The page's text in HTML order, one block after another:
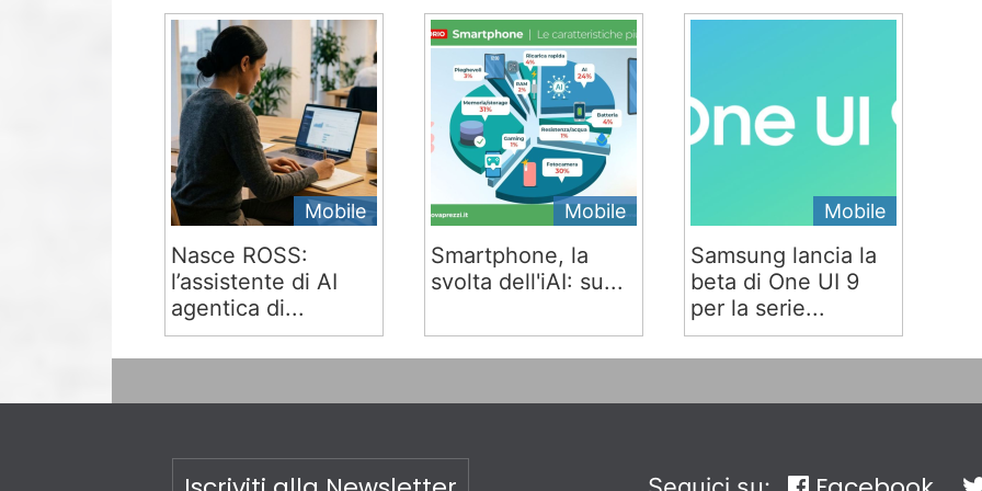
Mobile
Nasce ROSS:
l’assistente di AI
agentica di...
Mobile
Smartphone, la
svolta dell'iAI: su...
Mobile
Samsung lancia la
beta di One UI 9
per la serie...